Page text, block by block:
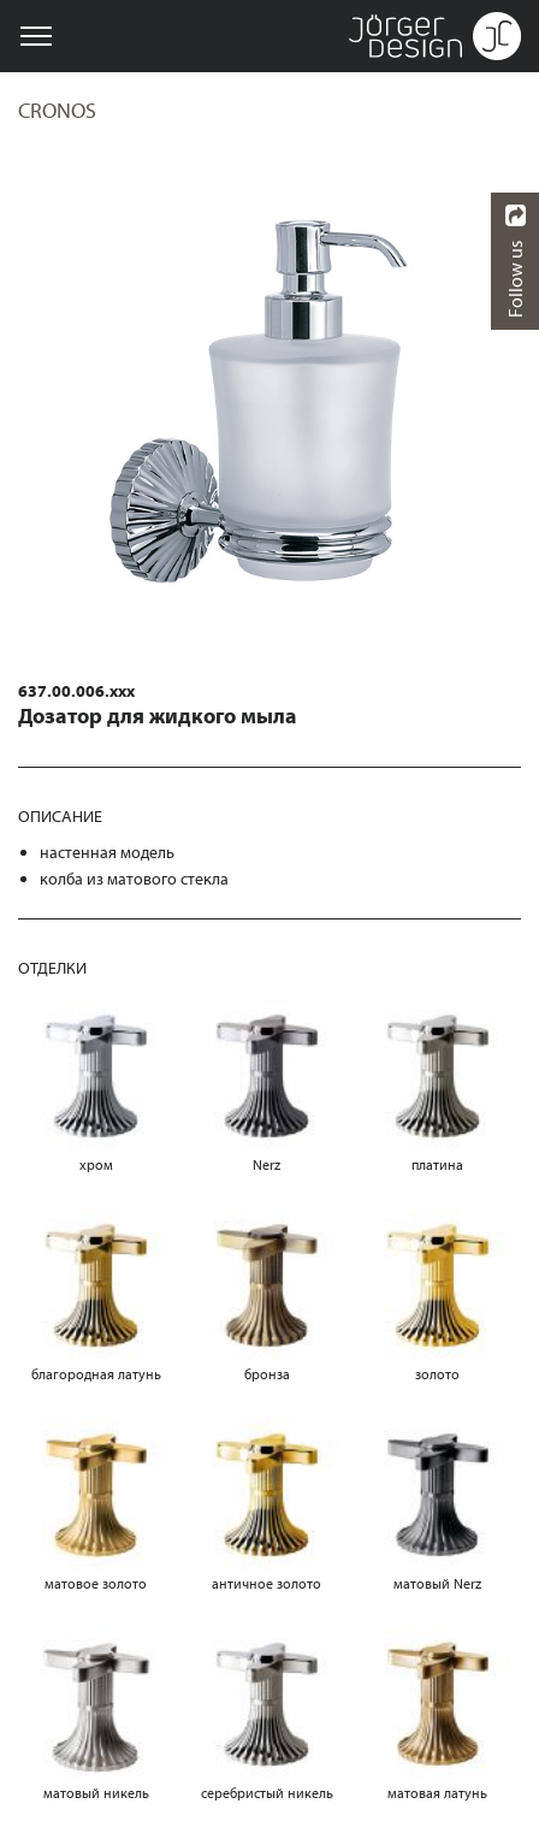
CRONOS
637.00.006.xxx
Дозатор для жидкого мыла
ОПИСАНИЕ
настенная модель
колба из матового стекла
ОТДЕЛКИ
хром Nerz платина
благородная латунь бронза золото
матовое золото античное золото матовый Nerz
матовый никель серебристый никель матовая латунь
Follow us